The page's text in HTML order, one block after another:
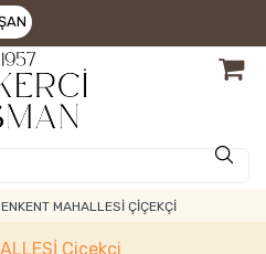
MAHALLESİ ÇIÇEKÇI
Çiçekçi